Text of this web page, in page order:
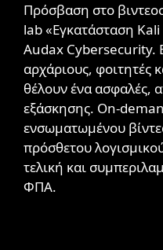
Πρόσβαση στο
lab «Εγκατάσταση
Audax Cybersecurity.
αρχάριους, φοιτητές
θέλουν ένα ασφαλές,
εξάσκησης. On-
ενσωματωμένου
πρόσθετου
τελική και
ΦΠΑ.